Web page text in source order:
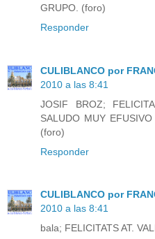
GRUPO. (foro)
Responder
CULIBLANCO por
2010 a las 8:41
JOSIF BROZ;
SALUDO MUY
(foro)
Responder
CULIBLANCO por
2010 a las 8:41
bala; FELICITATS AT.